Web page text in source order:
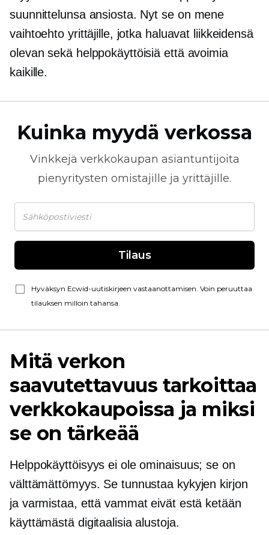
suunnittelunsa ansiosta. Nyt se on mene
vaihtoehto yrittäjille, jotka haluavat liikkeidensä
olevan sekä helppokäyttöisiä että avoimia
kaikille.
Kuinka myydä verkossa
Vinkkejä verkkokaupan asiantuntijoita
pienyritysten omistajille ja yrittäjille.
Tilaus
Hyväksyn Ecwid-uutiskirjeen vastaanottamisen. Voin peruuttaa
tilauksen milloin tahansa.
Mitä verkon
saavutettavuus tarkoittaa
verkkokaupoissa ja miksi
se on tärkeää
Helppokäyttöisyys ei ole ominaisuus; se on
välttämättömyys. Se tunnustaa kykyjen kirjon
ja varmistaa, että vammat eivät estä ketään
käyttämästä digitaalisia alustoja.